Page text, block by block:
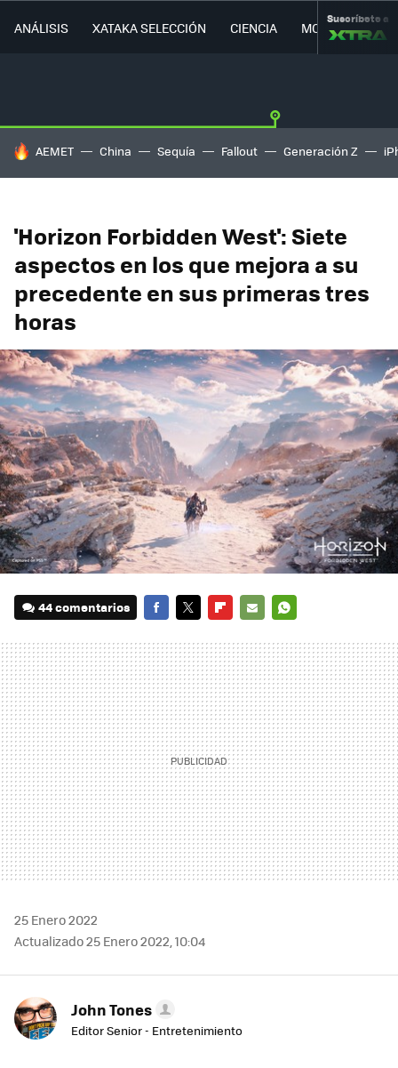
ANÁLISIS XATAKA SELECCIÓN CIENCIA MOVILIDAD
Suscríbete a
HOY SE HABLA DE
AEMET China Sequía Fallout Generación Z
'Horizon Forbidden West': Siete
aspectos en los que mejora a su
precedente en sus primeras tres
horas
44 comentarios
MAIL
25 Enero 2022
Actualizado 25 Enero 2022, 10:04
John Tones
Editor Senior - Entretenimiento